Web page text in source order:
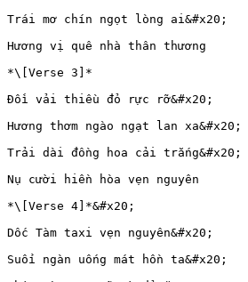
Trái mơ chín ngọt lòng ai&#x20;
Hương vị quê nhà thân thương
*\[Verse 3]*
Đồi vải thiều đỏ rực rỡ&#x20;
Hương thơm ngào ngạt lan xa&#x20;
Trải dài đồng hoa cải trắng&#x20;
Nụ cười hiền hòa vẹn nguyên
*\[Verse 4]*&#x20;
Dốc Tàm taxi vẹn nguyên&#x20;
Suối ngàn uống mát hồn ta&#x20;